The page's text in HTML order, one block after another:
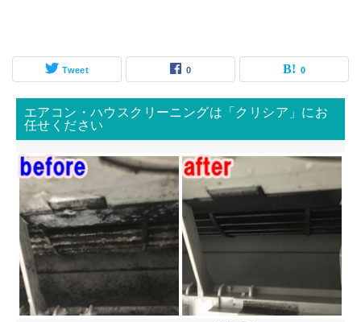
Tweet 0 0
エアコン・ハウスクリーニングは「クリシア」にお
任せください